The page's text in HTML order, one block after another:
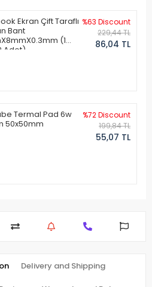
Ekran Çift Taraflı
Bant
(1
Adet)
%63 Discount
229,44 TL
86,04 TL
Termal Pad 6w
50x50mm
%72 Discount
199,84 TL
55,07 TL
Delivery and Shipping